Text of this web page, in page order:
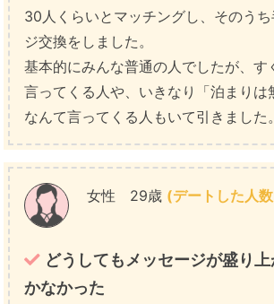
30人くらいとマッチングし、そのう
ジ交換をしました。
基本的にみんな普通の人でしたが、す
言ってくる人や、いきなり「泊まりは
なんて言ってくる人もいて引きました。
女性 29歳 (デートした人
どうしてもメッセージが盛り
かなかった